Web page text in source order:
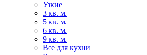
Узкие
3 кв. м.
5 кв. м.
6 кв. м.
9 кв. м.
Все для кухни